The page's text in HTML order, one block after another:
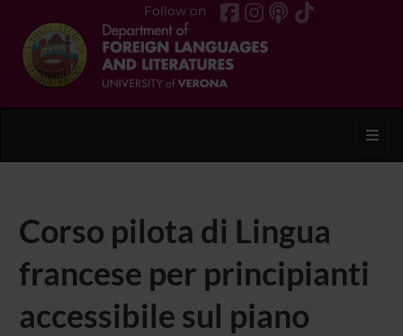
Follow on
Corso pilota di Lingua
francese per principianti
accessibile sul piano